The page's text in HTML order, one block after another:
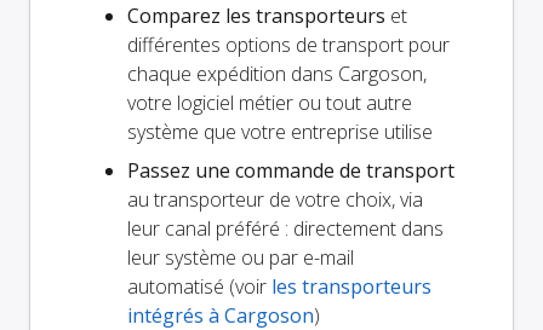
Comparez les transporteurs et
différentes options de transport pour
chaque expédition dans Cargoson,
votre logiciel métier ou tout autre
système que votre entreprise utilise
Passez une commande de transport
au transporteur de votre choix, via
leur canal préféré : directement dans
leur système ou par e-mail
automatisé (voir les transporteurs
intégrés à Cargoson)